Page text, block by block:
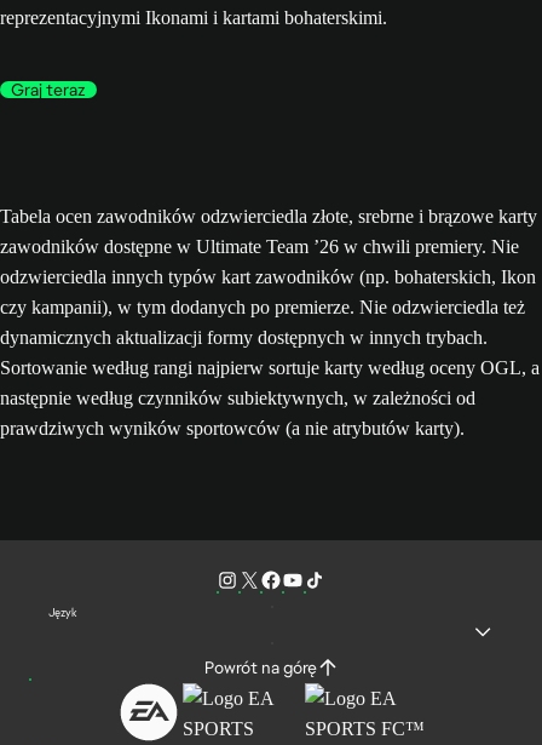
reprezentacyjnymi Ikonami i kartami bohaterskimi.
Graj teraz
Tabela ocen zawodników odzwierciedla złote, srebrne i brązowe karty
zawodników dostępne w Ultimate Team ’26 w chwili premiery. Nie
odzwierciedla innych typów kart zawodników (np. bohaterskich, Ikon
czy kampanii), w tym dodanych po premierze. Nie odzwierciedla też
dynamicznych aktualizacji formy dostępnych w innych trybach.
Sortowanie według rangi najpierw sortuje karty według oceny OGL, a
następnie według czynników subiektywnych, w zależności od
prawdziwych wyników sportowców (a nie atrybutów karty).
Język
Powrót na górę